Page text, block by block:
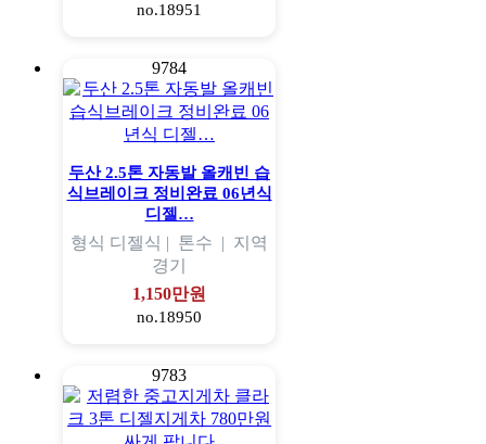
no.18951
9784
두산 2.5톤 자동발 올캐빈 습
식브레이크 정비완료 06년식
디젤…
형식 디젤식 | 톤수 | 지역
경기
1,150만원
no.18950
9783